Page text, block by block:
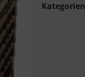
Kategorien